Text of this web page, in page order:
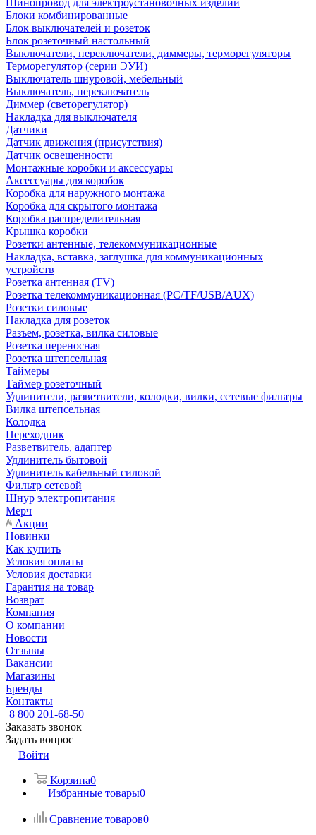
Шинопровод для электроустановочных изделий
Блоки комбинированные
Блок выключателей и розеток
Блок розеточный настольный
Выключатели, переключатели, диммеры, терморегуляторы
Терморегулятор (серии ЭУИ)
Выключатель шнуровой, мебельный
Выключатель, переключатель
Диммер (светорегулятор)
Накладка для выключателя
Датчики
Датчик движения (присутствия)
Датчик освещенности
Монтажные коробки и аксессуары
Аксессуары для коробок
Коробка для наружного монтажа
Коробка для скрытого монтажа
Коробка распределительная
Крышка коробки
Розетки антенные, телекоммуникационные
Накладка, вставка, заглушка для коммуникационных
устройств
Розетка антенная (TV)
Розетка телекоммуникационная (PC/TF/USB/AUX)
Розетки силовые
Накладка для розеток
Разъем, розетка, вилка силовые
Розетка переносная
Розетка штепсельная
Таймеры
Таймер розеточный
Удлинители, разветвители, колодки, вилки, сетевые фильтры
Вилка штепсельная
Колодка
Переходник
Разветвитель, адаптер
Удлинитель бытовой
Удлинитель кабельный силовой
Фильтр сетевой
Шнур электропитания
Мерч
Акции
Новинки
Как купить
Условия оплаты
Условия доставки
Гарантия на товар
Возврат
Компания
О компании
Новости
Отзывы
Вакансии
Магазины
Бренды
Контакты
8 800 201-68-50
Заказать звонок
Задать вопрос
Войти
Корзина0
Избранные товары0
Сравнение товаров0